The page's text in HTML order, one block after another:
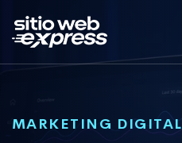
MARKETING DIGITAL